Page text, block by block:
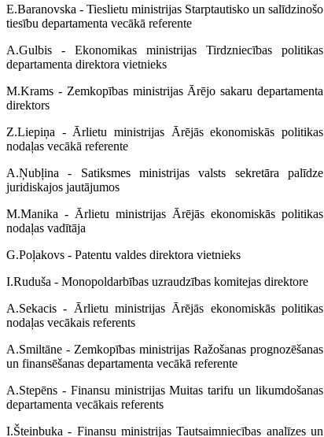
E.Baranovska - Tieslietu ministrijas Starptautisko un salīdzinošo
tiesību departamenta vecākā referente
A.Gulbis - Ekonomikas ministrijas Tirdzniecības politikas
departamenta direktora vietnieks
M.Krams - Zemkopības ministrijas Ārējo sakaru departamenta
direktors
Z.Liepiņa - Ārlietu ministrijas Ārējās ekonomiskās politikas
nodaļas vecākā referente
A.Ņubļina - Satiksmes ministrijas valsts sekretāra palīdze
juridiskajos jautājumos
M.Manika - Ārlietu ministrijas Ārējās ekonomiskās politikas
nodaļas vadītāja
G.Poļakovs - Patentu valdes direktora vietnieks
I.Ruduša - Monopoldarbības uzraudzības komitejas direktore
A.Sekacis - Ārlietu ministrijas Ārējās ekonomiskās politikas
nodaļas vecākais referents
A.Smiltāne - Zemkopības ministrijas Ražošanas prognozēšanas
un finansēšanas departamenta vecākā referente
A.Stepēns - Finansu ministrijas Muitas tarifu un likumdošanas
departamenta vecākais referents
I.Šteinbuka - Finansu ministrijas Tautsaimniecības analīzes un